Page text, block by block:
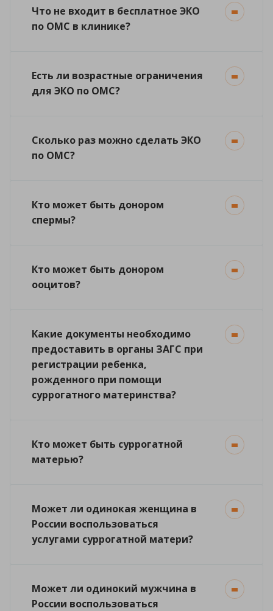
Что не входит в бесплатное ЭКО
по ОМС в клинике?
Есть ли возрастные ограничения
для ЭКО по ОМС?
Сколько раз можно сделать ЭКО
по ОМС?
Кто может быть донором
спермы?
Кто может быть донором
ооцитов?
Какие документы необходимо
предоставить в органы ЗАГС при
регистрации ребенка,
рожденного при помощи
суррогатного материнства?
Кто может быть суррогатной
матерью?
Может ли одинокая женщина в
России воспользоваться
услугами суррогатной матери?
Может ли одинокий мужчина в
России воспользоваться